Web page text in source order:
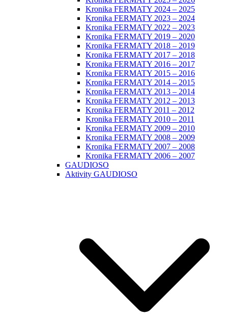
Kronika FERMATY 2024 – 2025
Kronika FERMATY 2023 – 2024
Kronika FERMATY 2022 – 2023
Kronika FERMATY 2019 – 2020
Kronika FERMATY 2018 – 2019
Kronika FERMATY 2017 – 2018
Kronika FERMATY 2016 – 2017
Kronika FERMATY 2015 – 2016
Kronika FERMATY 2014 – 2015
Kronika FERMATY 2013 – 2014
Kronika FERMATY 2012 – 2013
Kronika FERMATY 2011 – 2012
Kronika FERMATY 2010 – 2011
Kronika FERMATY 2009 – 2010
Kronika FERMATY 2008 – 2009
Kronika FERMATY 2007 – 2008
Kronika FERMATY 2006 – 2007
GAUDIOSO
Aktivity GAUDIOSO